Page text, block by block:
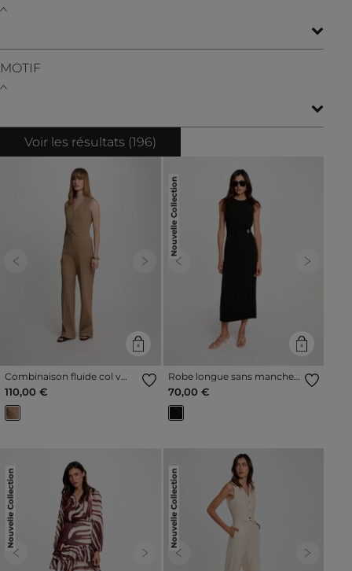
MOTIF
Voir les résultats (196)
Previous Next
Combinaison fluide col v
taupe femme
110,00 €
Nouvelle Collection
Previous Next
Robe longue sans manches
noir femme
70,00 €
Nouvelle Collection
Previous Next
Nouvelle Collection
Previous Next